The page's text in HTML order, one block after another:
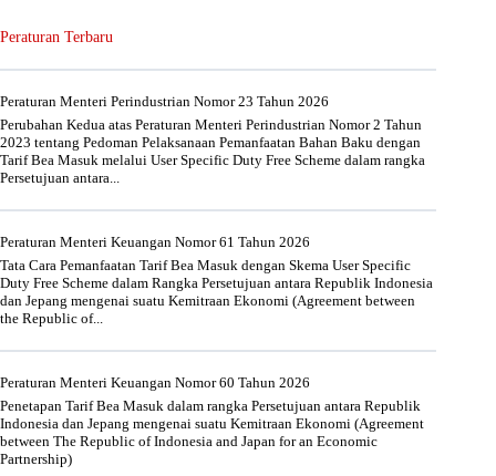
Peraturan Terbaru
Peraturan Menteri Perindustrian Nomor 23 Tahun 2026
Perubahan Kedua atas Peraturan Menteri Perindustrian Nomor 2 Tahun
2023 tentang Pedoman Pelaksanaan Pemanfaatan Bahan Baku dengan
Tarif Bea Masuk melalui User Specific Duty Free Scheme dalam rangka
Persetujuan antara...
Peraturan Menteri Keuangan Nomor 61 Tahun 2026
Tata Cara Pemanfaatan Tarif Bea Masuk dengan Skema User Specific
Duty Free Scheme dalam Rangka Persetujuan antara Republik Indonesia
dan Jepang mengenai suatu Kemitraan Ekonomi (Agreement between
the Republic of...
Peraturan Menteri Keuangan Nomor 60 Tahun 2026
Penetapan Tarif Bea Masuk dalam rangka Persetujuan antara Republik
Indonesia dan Jepang mengenai suatu Kemitraan Ekonomi (Agreement
between The Republic of Indonesia and Japan for an Economic
Partnership)